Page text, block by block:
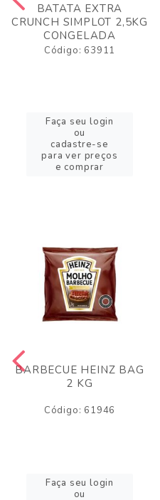
BATATA EXTRA
CRUNCH SIMPLOT 2,5KG
CONGELADA
Código: 63911
Faça seu login
ou
cadastre-se
para ver preços
e comprar
BARBECUE HEINZ BAG
2 KG
Código: 61946
Faça seu login
ou